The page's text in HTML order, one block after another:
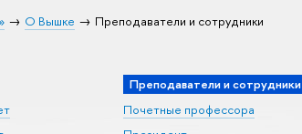
О Вышке Преподаватели и сотрудники
Преподаватели и сотрудники
Почетные профессора